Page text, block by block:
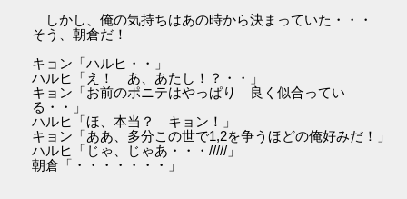
しかし、俺の気持ちはあの時から決まっていた・・・
そう、朝倉だ！
キョン「ハルヒ・・」
ハルヒ「え！ あ、あたし！？・・」
キョン「お前のポニテはやっぱり 良く似合ってい
る・・」
ハルヒ「ほ、本当？ キョン！」
キョン「ああ、多分この世で1,2を争うほどの俺好みだ！」
ハルヒ「じゃ、じゃあ・・・/////」
朝倉「・・・・・・・」